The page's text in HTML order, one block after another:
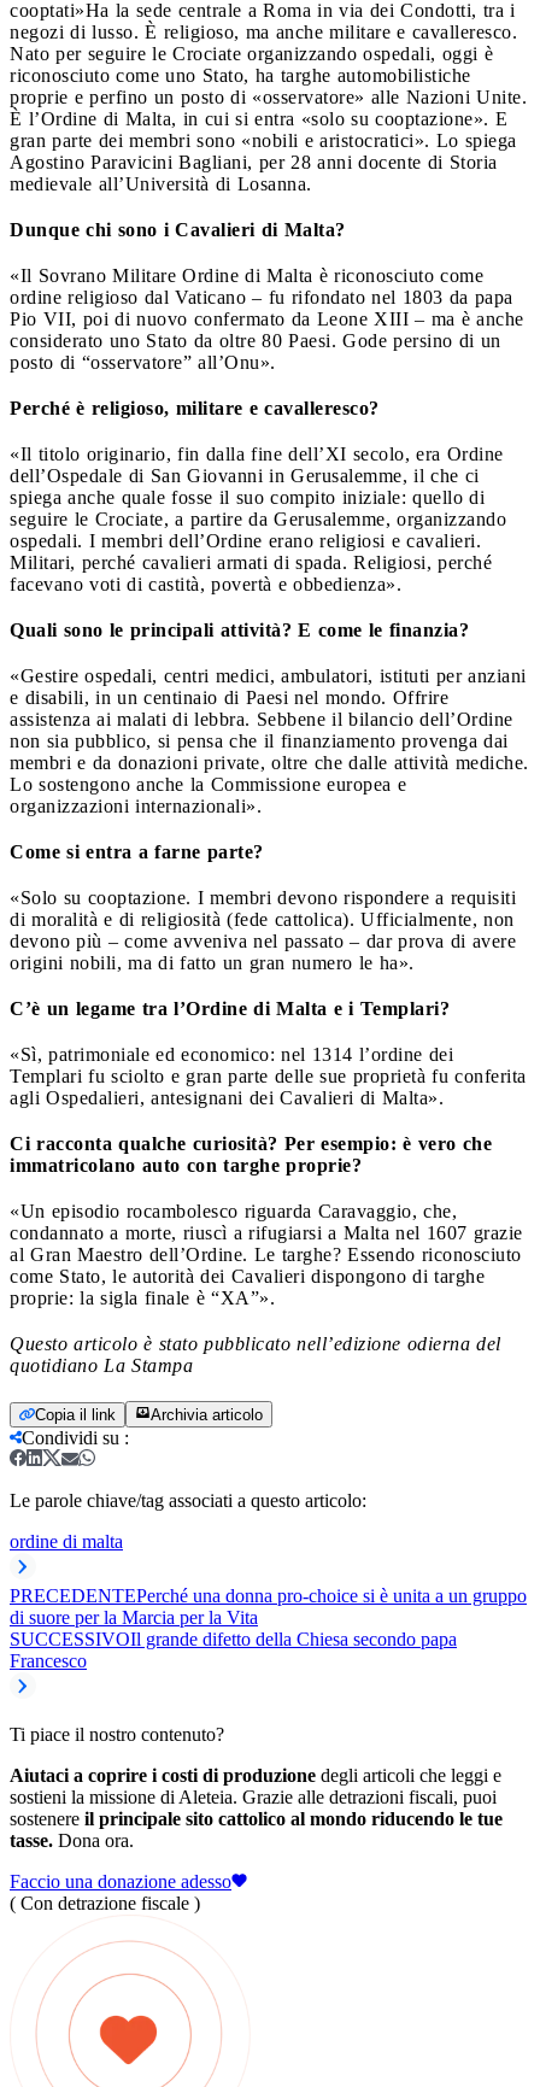
cooptati»Ha la sede centrale a Roma in via dei Condotti, tra i
negozi di lusso. È religioso, ma anche militare e cavalleresco.
Nato per seguire le Crociate organizzando ospedali, oggi è
riconosciuto come uno Stato, ha targhe automobilistiche
proprie e perfino un posto di «osservatore» alle Nazioni Unite.
È l’Ordine di Malta, in cui si entra «solo su cooptazione». E
gran parte dei membri sono «nobili e aristocratici». Lo spiega
Agostino Paravicini Bagliani, per 28 anni docente di Storia
medievale all’Università di Losanna.
Dunque chi sono i Cavalieri di Malta?
«Il Sovrano Militare Ordine di Malta è riconosciuto come
ordine religioso dal Vaticano – fu rifondato nel 1803 da papa
Pio VII, poi di nuovo confermato da Leone XIII – ma è anche
considerato uno Stato da oltre 80 Paesi. Gode persino di un
posto di “osservatore” all’Onu».
Perché è religioso, militare e cavalleresco?
«Il titolo originario, fin dalla fine dell’XI secolo, era Ordine
dell’Ospedale di San Giovanni in Gerusalemme, il che ci
spiega anche quale fosse il suo compito iniziale: quello di
seguire le Crociate, a partire da Gerusalemme, organizzando
ospedali. I membri dell’Ordine erano religiosi e cavalieri.
Militari, perché cavalieri armati di spada. Religiosi, perché
facevano voti di castità, povertà e obbedienza».
Quali sono le principali attività? E come le finanzia?
«Gestire ospedali, centri medici, ambulatori, istituti per anziani
e disabili, in un centinaio di Paesi nel mondo. Offrire
assistenza ai malati di lebbra. Sebbene il bilancio dell’Ordine
non sia pubblico, si pensa che il finanziamento provenga dai
membri e da donazioni private, oltre che dalle attività mediche.
Lo sostengono anche la Commissione europea e
organizzazioni internazionali».
Come si entra a farne parte?
«Solo su cooptazione. I membri devono rispondere a requisiti
di moralità e di religiosità (fede cattolica). Ufficialmente, non
devono più – come avveniva nel passato – dar prova di avere
origini nobili, ma di fatto un gran numero le ha».
C’è un legame tra l’Ordine di Malta e i Templari?
«Sì, patrimoniale ed economico: nel 1314 l’ordine dei
Templari fu sciolto e gran parte delle sue proprietà fu conferita
agli Ospedalieri, antesignani dei Cavalieri di Malta».
Ci racconta qualche curiosità? Per esempio: è vero che
immatricolano auto con targhe proprie?
«Un episodio rocambolesco riguarda Caravaggio, che,
condannato a morte, riuscì a rifugiarsi a Malta nel 1607 grazie
al Gran Maestro dell’Ordine. Le targhe? Essendo riconosciuto
come Stato, le autorità dei Cavalieri dispongono di targhe
proprie: la sigla finale è “XA”».
Questo articolo è stato pubblicato nell’edizione odierna del
quotidiano La Stampa
Copia il link Archivia articolo
Condividi su :
Le parole chiave/tag associati a questo articolo:
ordine di malta
PRECEDENTEPerché una donna pro-choice si è unita a un gruppo
di suore per la Marcia per la Vita
SUCCESSIVOIl grande difetto della Chiesa secondo papa
Francesco
Ti piace il nostro contenuto?
Aiutaci a coprire i costi di produzione degli articoli che leggi e
sostieni la missione di Aleteia. Grazie alle detrazioni fiscali, puoi
sostenere il principale sito cattolico al mondo riducendo le tue
tasse. Dona ora.
Faccio una donazione adesso
( Con detrazione fiscale )